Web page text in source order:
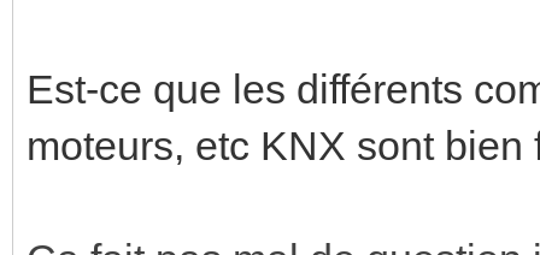
Est-ce que les différents
moteurs, etc KNX sont bien